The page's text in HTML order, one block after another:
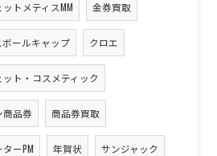
トメティスMM 金券買取
ボールキャップ クロエ
ット・コスメティック
商品券 商品券買取
ターPM 年賀状 サンジャック